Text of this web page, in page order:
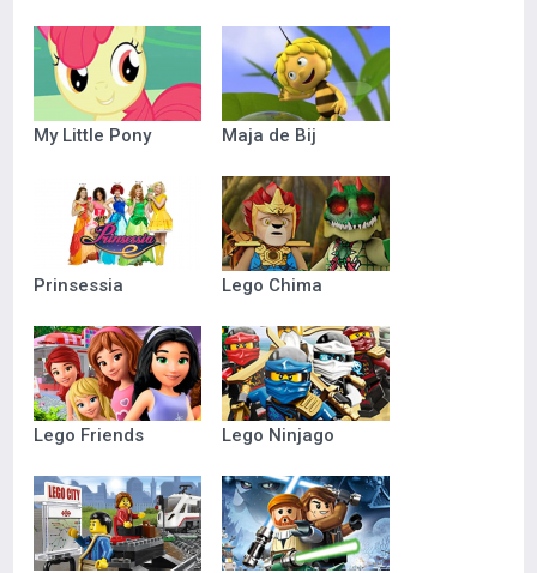
My Little Pony Maja de Bij
Prinsessia Lego Chima
Lego Friends Lego Ninjago